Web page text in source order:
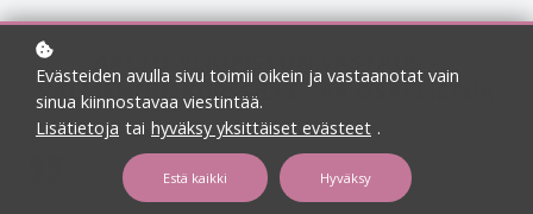
AALTO-YLIOPISTON VASTAUS –
VALMENNUSKURSSILLE SAA OSALLISTUA
Evästeiden avulla sivu toimii oikein ja vastaanotat vain
sinua kiinnostavaa viestintää.
Lisätietoja tai hyväksy yksittäiset evästeet .
Estä kaikki Hyväksy